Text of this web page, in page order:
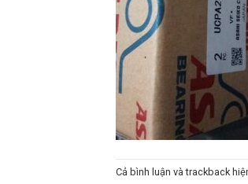
Cả bình luận và trackback